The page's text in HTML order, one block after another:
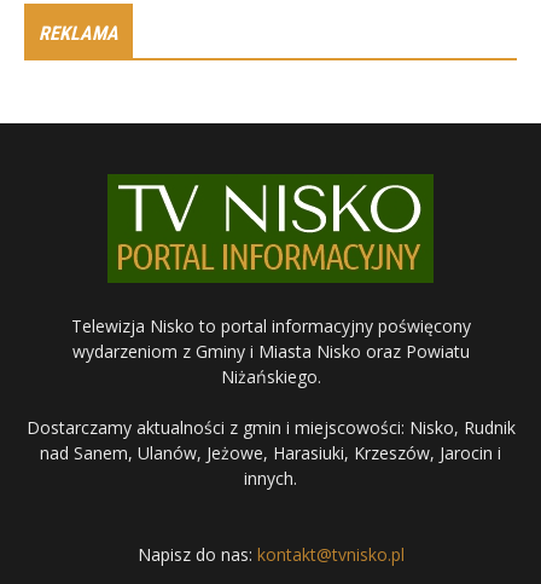
REKLAMA
Telewizja Nisko to portal informacyjny poświęcony
wydarzeniom z Gminy i Miasta Nisko oraz Powiatu
Niżańskiego.
Dostarczamy aktualności z gmin i miejscowości: Nisko, Rudnik
nad Sanem, Ulanów, Jeżowe, Harasiuki, Krzeszów, Jarocin i
innych.
Napisz do nas: kontakt@tvnisko.pl